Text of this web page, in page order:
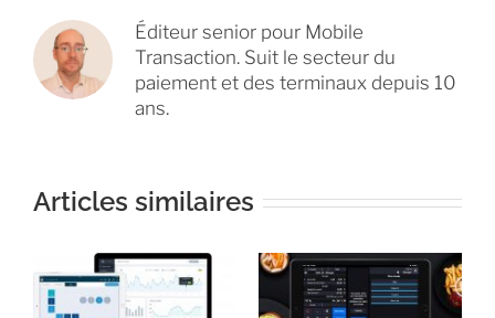
Éditeur senior pour Mobile
Transaction. Suit le secteur du
paiement et des terminaux depuis 10
ans.
Articles similaires